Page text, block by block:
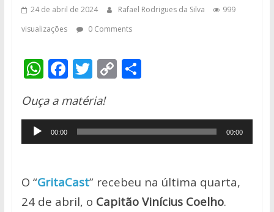
24 de abril de 2024 Rafael Rodrigues da Silva
999
visualizações
0 Comments
W
at
s
A
p
F
e
b
o
k
T
itt
er
C
y
Li
k
S
e
Ouça a matéria!
Tocador
de
00:00 00:00
O “GritaCast” recebeu na última quarta,
24 de abril, o Capitão Vinícius Coelho.